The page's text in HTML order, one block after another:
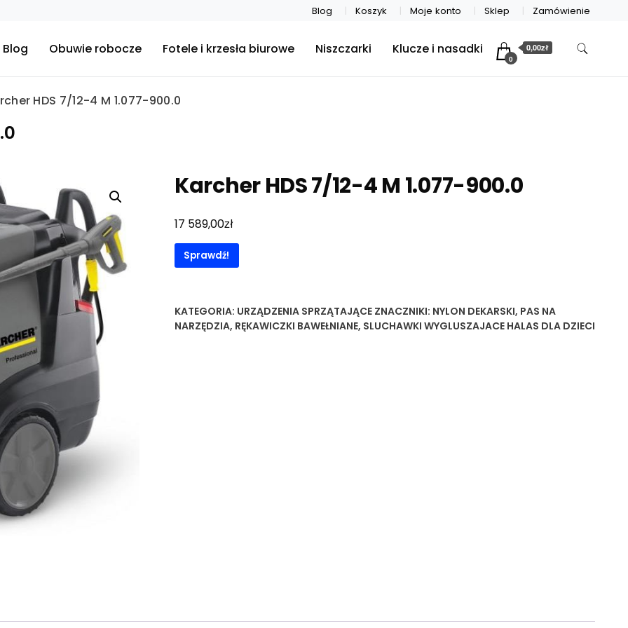
Blog Koszyk Moje konto Sklep Zamówienie
Blog Obuwie robocze Fotele i krzesła biurowe Niszczarki Klucze i nasadki
0
0,00zł
HDS 7/12-4 M 1.077-900.0
Karcher HDS 7/12-4 M 1.077-900.0
17 589,00zł
Sprawdź!
KATEGORIA: URZĄDZENIA SPRZĄTAJĄCE ZNACZNIKI: NYLON DEKARSKI, PAS NA
NARZĘDZIA, RĘKAWICZKI BAWEŁNIANE, SLUCHAWKI WYGLUSZAJACE HALAS DLA DZIECI